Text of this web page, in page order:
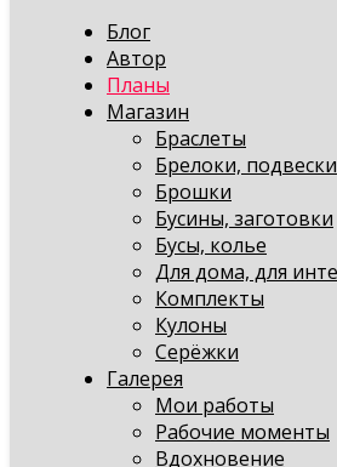
Блог
Автор
Планы
Магазин
Браслеты
Брелоки, подвески
Брошки
Бусины, заготовки
Бусы, колье
Для дома, для
Комплекты
Кулоны
Серёжки
Галерея
Мои работы
Рабочие моменты
Вдохновение